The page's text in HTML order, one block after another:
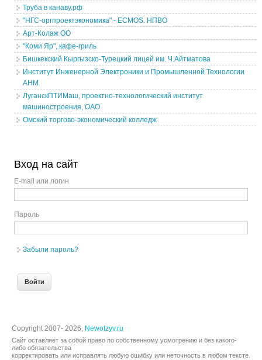
Труба в канаву.рф
"НГС-оргпроектэкономика" - ECMOS. НПВО
Арт-Колаж ОО
"Коми Яр", кафе-гриль
Бишкекский Кыргызско-Турецкий лицей им. Ч.Айтматова
Институт Инженерной Электроники и Промышленной Технологии
АНМ
ЛуганскПТИМаш, проектно-технологический институт
машиностроения, ОАО
Омский торгово-экономический колледж
Вход на сайт
E-mail или логин
Пароль
Забыли пароль?
Copyright 2007- 2026, Newotzyv.ru
Сайт оставляет за собой право по собственному усмотрению и без какого-
либо обязательства
корректировать или исправлять любую ошибку или неточность в любом тексте.